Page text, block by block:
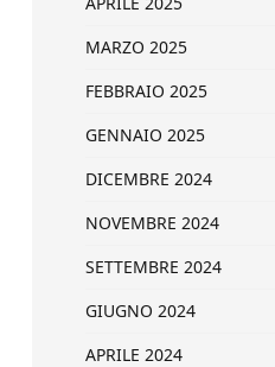
MARZO 2025
FEBBRAIO 2025
GENNAIO 2025
DICEMBRE 2024
NOVEMBRE 2024
SETTEMBRE 2024
GIUGNO 2024
APRILE 2024